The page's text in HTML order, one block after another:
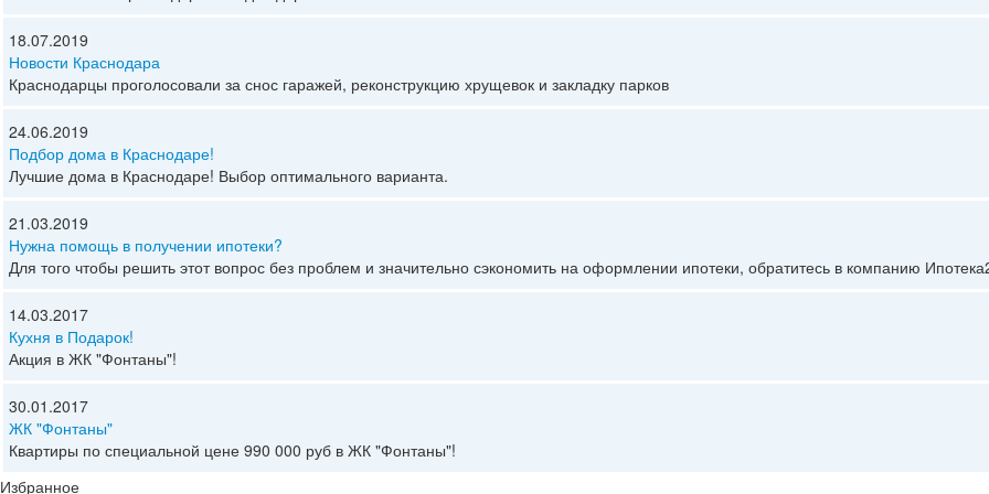
18.07.2019
Новости Краснодара
Краснодарцы проголосовали за снос гаражей, реконструкцию хрущевок и закладку парков
24.06.2019
Подбор дома в Краснодаре!
Лучшие дома в Краснодаре! Выбор оптимального варианта.
21.03.2019
Нужна помощь в получении ипотеки?
Для того чтобы решить этот вопрос без проблем и значительно сэкономить на оформлении ипотеки, обратитесь в компанию
14.03.2017
Кухня в Подарок!
Акция в ЖК "Фонтаны"!
30.01.2017
ЖК "Фонтаны"
Квартиры по специальной цене 990 000 руб в ЖК "Фонтаны"!
Избранное